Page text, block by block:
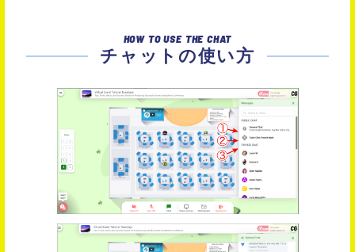
HOW TO USE THE CHAT
チャットの使い方